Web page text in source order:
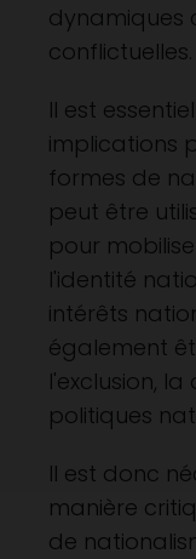
dynamiques
conflictuelles.
Il est
implications
formes de
peut être
pour
l'identité
intérêts
également
l'exclusion,
politiques
Il est donc
manière
de